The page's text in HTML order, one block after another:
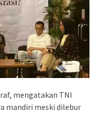
mengatakan TNI
mandiri meski dilebur